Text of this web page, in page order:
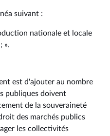
suivant :
nationale et locale
».
est d'ajouter au nombre
publiques doivent
de la souveraineté
des marchés publics
les collectivités